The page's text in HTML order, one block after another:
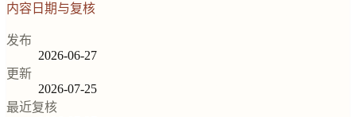
内容日期与复核
发布
2026-06-27
更新
2026-07-25
最近复核